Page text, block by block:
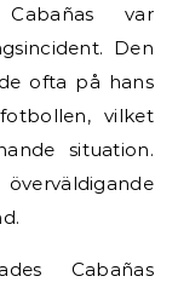
Cabañas var
Den
ofta på hans
vilket
situation.
Cabañas